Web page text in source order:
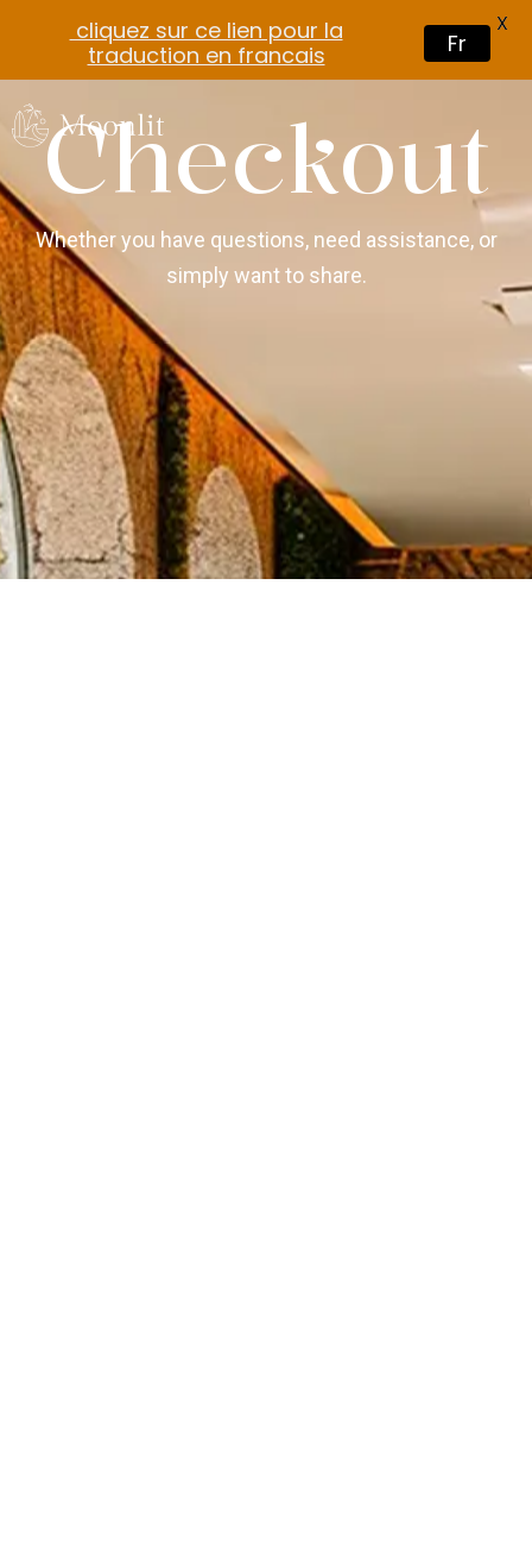
Checkout
Whether you have questions, need assistance, or
simply want to share.
cliquez sur ce lien pour la
traduction en francais
Fr
X